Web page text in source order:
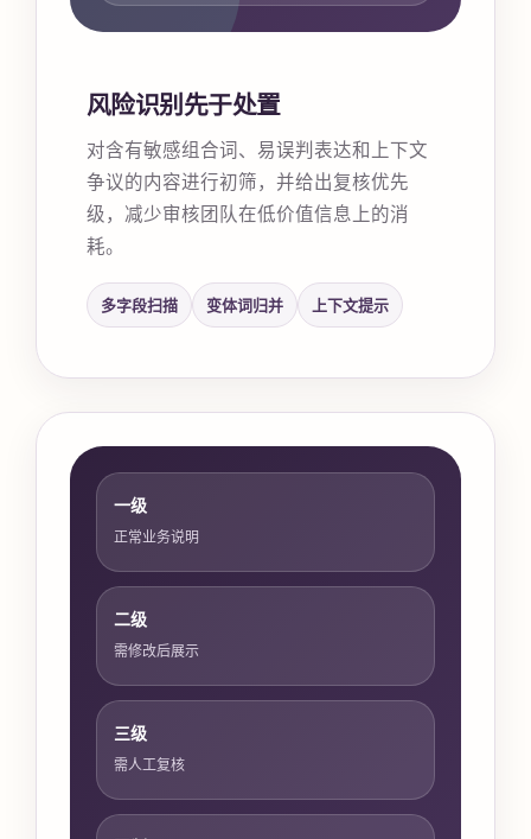
风险识别先于处置
对含有敏感组合词、易误判表达和上下文
争议的内容进行初筛，并给出复核优先
级，减少审核团队在低价值信息上的消
耗。
多字段扫描 变体词归并 上下文提示
一级
正常业务说明
二级
需修改后展示
三级
需人工复核